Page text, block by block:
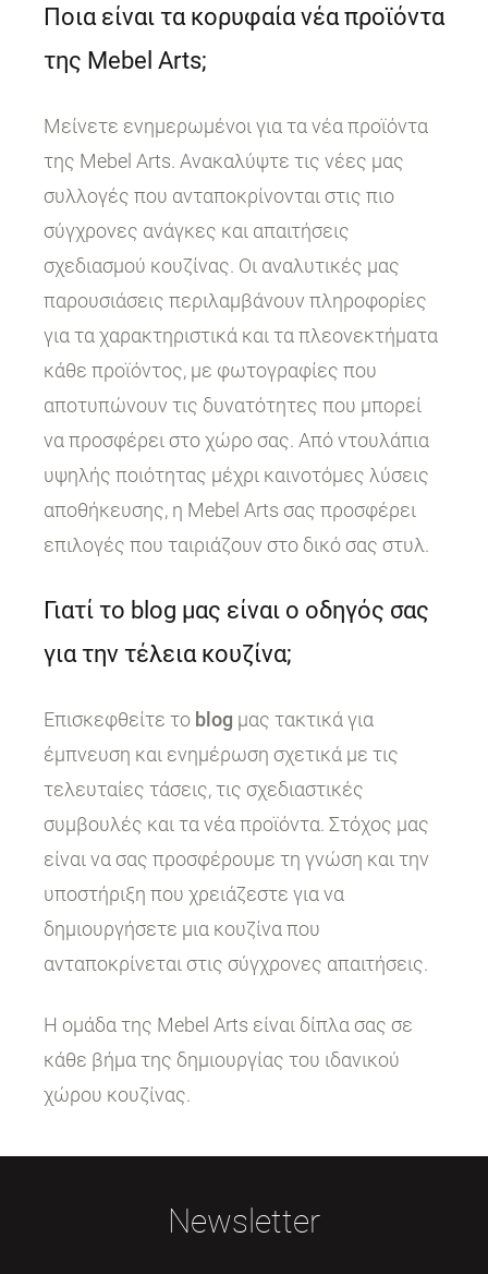
Ποια είναι τα κορυφαία νέα προϊόντα
της Mebel Arts;
Μείνετε ενημερωμένοι για τα νέα προϊόντα
της Mebel Arts. Ανακαλύψτε τις νέες μας
συλλογές που ανταποκρίνονται στις πιο
σύγχρονες ανάγκες και απαιτήσεις
σχεδιασμού κουζίνας. Οι αναλυτικές μας
παρουσιάσεις περιλαμβάνουν πληροφορίες
για τα χαρακτηριστικά και τα πλεονεκτήματα
κάθε προϊόντος, με φωτογραφίες που
αποτυπώνουν τις δυνατότητες που μπορεί
να προσφέρει στο χώρο σας. Από ντουλάπια
υψηλής ποιότητας μέχρι καινοτόμες λύσεις
αποθήκευσης, η Mebel Arts σας προσφέρει
επιλογές που ταιριάζουν στο δικό σας στυλ.
Γιατί το blog μας είναι ο οδηγός σας
για την τέλεια κουζίνα;
Επισκεφθείτε το blog μας τακτικά για
έμπνευση και ενημέρωση σχετικά με τις
τελευταίες τάσεις, τις σχεδιαστικές
συμβουλές και τα νέα προϊόντα. Στόχος μας
είναι να σας προσφέρουμε τη γνώση και την
υποστήριξη που χρειάζεστε για να
δημιουργήσετε μια κουζίνα που
ανταποκρίνεται στις σύγχρονες απαιτήσεις.
Η ομάδα της Mebel Arts είναι δίπλα σας σε
κάθε βήμα της δημιουργίας του ιδανικού
χώρου κουζίνας.
Newsletter